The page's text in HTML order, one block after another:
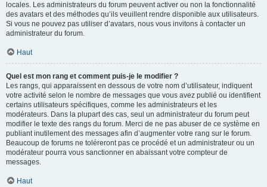
locales. Les administrateurs du forum peuvent activer ou non la fonctionnalité
des avatars et des méthodes qu’ils veuillent rendre disponible aux utilisateurs.
Si vous ne pouvez pas utiliser d’avatars, nous vous invitons à contacter un
administrateur du forum.
Haut
Quel est mon rang et comment puis-je le modifier ?
Les rangs, qui apparaissent en dessous de votre nom d’utilisateur, indiquent
votre activité selon le nombre de messages que vous avez publié ou identifient
certains utilisateurs spécifiques, comme les administrateurs et les
modérateurs. Dans la plupart des cas, seul un administrateur du forum peut
modifier le texte des rangs du forum. Merci de ne pas abuser de ce système en
publiant inutilement des messages afin d’augmenter votre rang sur le forum.
Beaucoup de forums ne toléreront pas ce procédé et un administrateur ou un
modérateur pourra vous sanctionner en abaissant votre compteur de
messages.
Haut